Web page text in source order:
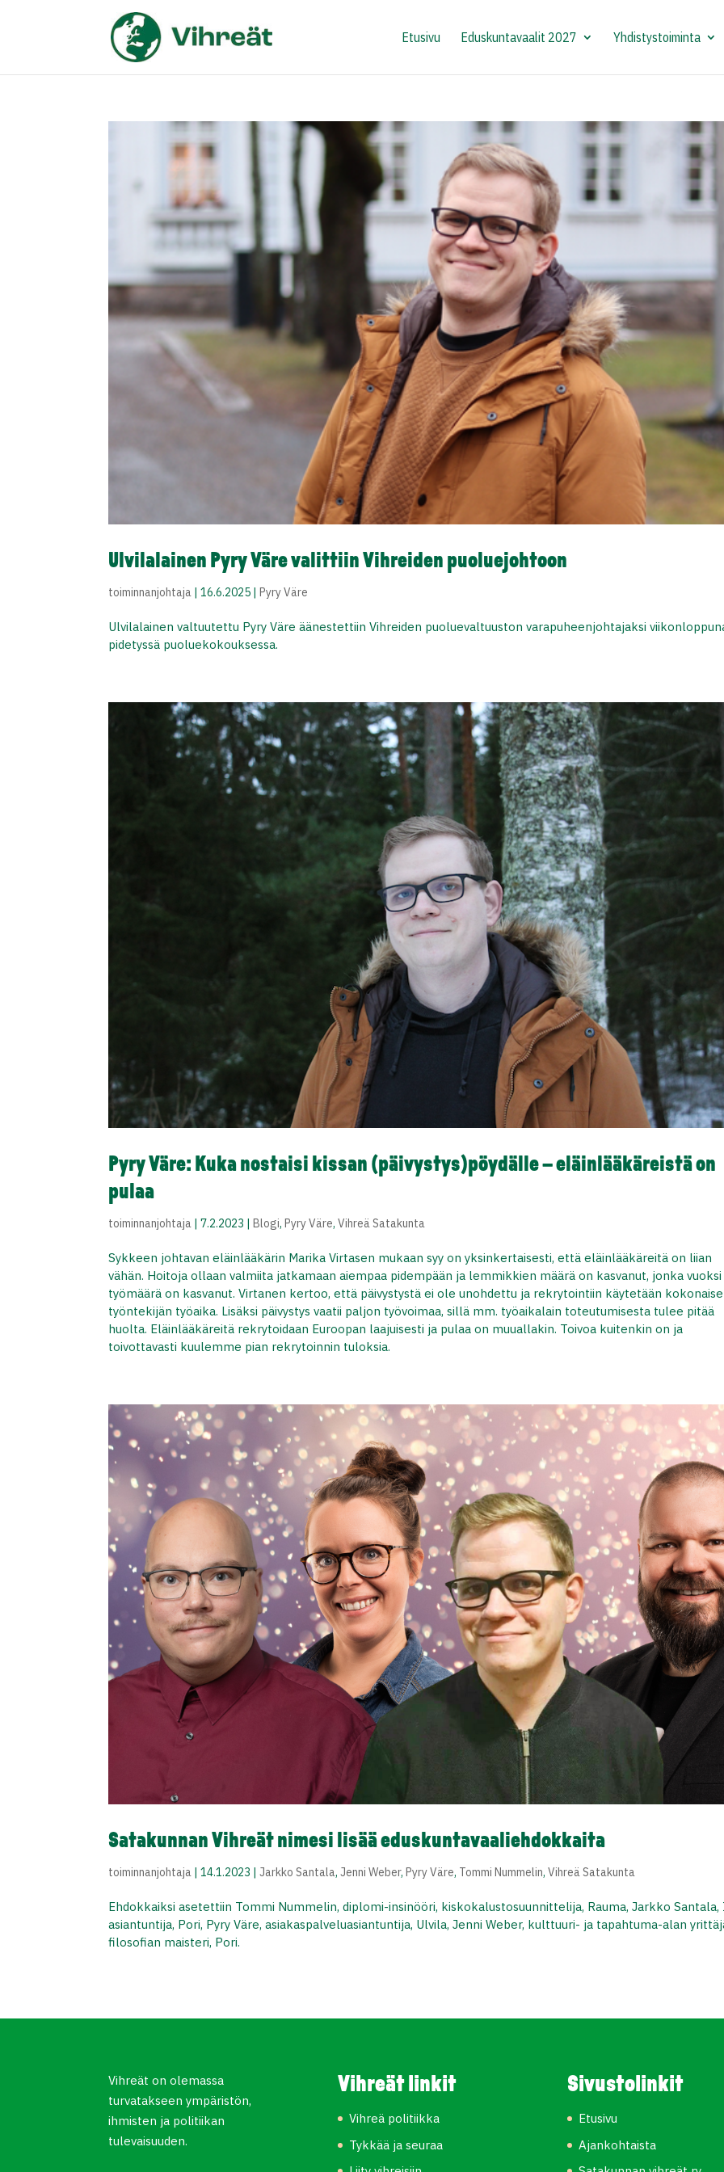
Etusivu Eduskuntavaalit 2027 Yhdistystoiminta
Ulvilalainen Pyry Väre valittiin Vihreiden puoluejohtoon
toiminnanjohtaja |16.6.2025 |Pyry Väre
Ulvilalainen valtuutettu Pyry Väre äänestettiin Vihreiden puoluevaltuuston varapuheenjohtajaksi
pidetyssä puoluekokouksessa.
Pyry Väre: Kuka nostaisi kissan (päivystys)pöydälle – eläinlääkäreistä on
pulaa
toiminnanjohtaja |7.2.2023 |Blogi,Pyry Väre,Vihreä Satakunta
Sykkeen johtavan eläinlääkärin Marika Virtasen mukaan syy on yksinkertaisesti, että eläinlääkäreitä on liian
vähän. Hoitoja ollaan valmiita jatkamaan aiempaa pidempään ja lemmikkien määrä on kasvanut, jonka vuoksi
työmäärä on kasvanut. Virtanen kertoo, että päivystystä ei ole unohdettu ja rekrytointiin käytetään
työntekijän työaika. Lisäksi päivystys vaatii paljon työvoimaa, sillä mm. työaikalain toteutumisesta tulee pitää
huolta. Eläinlääkäreitä rekrytoidaan Euroopan laajuisesti ja pulaa on muuallakin. Toivoa kuitenkin on ja
toivottavasti kuulemme pian rekrytoinnin tuloksia.
Satakunnan Vihreät nimesi lisää eduskuntavaaliehdokkaita
toiminnanjohtaja |14.1.2023 |Jarkko Santala,Jenni Weber,Pyry Väre, Tommi Nummelin,Vihreä Satakunta
Ehdokkaiksi asetettiin Tommi Nummelin, diplomi-insinööri, kiskokalustosuunnittelija, Rauma, Jarkko Santala,
asiantuntija, Pori, Pyry Väre, asiakaspalveluasiantuntija, Ulvila, Jenni Weber, kulttuuri- ja tapahtuma-alan
filosofian maisteri, Pori.
Vihreät on olemassa
turvatakseen ympäristön,
ihmisten ja politiikan
tulevaisuuden.
Vihreät linkit
Vihreä politiikka
Tykkää ja seuraa
Sivustolinkit
Etusivu
Ajankohtaista